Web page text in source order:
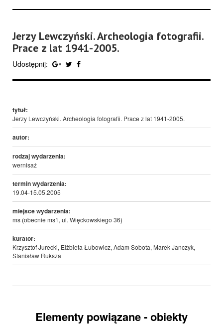
Jerzy Lewczyński. Archeologia fotografii.
Prace z lat 1941-2005.
Udostępnij:
tytuł:
Jerzy Lewczyński. Archeologia fotografii. Prace z lat 1941-2005.
autor:
rodzaj wydarzenia:
wernisaż
termin wydarzenia:
19.04-15.05.2005
miejsce wydarzenia:
ms (obecnie ms1, ul. Więckowskiego 36)
kurator:
Krzysztof Jurecki, Elżbieta Łubowicz, Adam Sobota, Marek Janczyk,
Stanisław Ruksza
Elementy powiązane - obiekty